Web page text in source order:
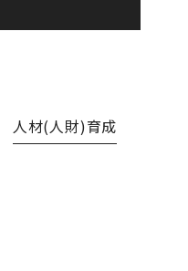
人材(人財)育成